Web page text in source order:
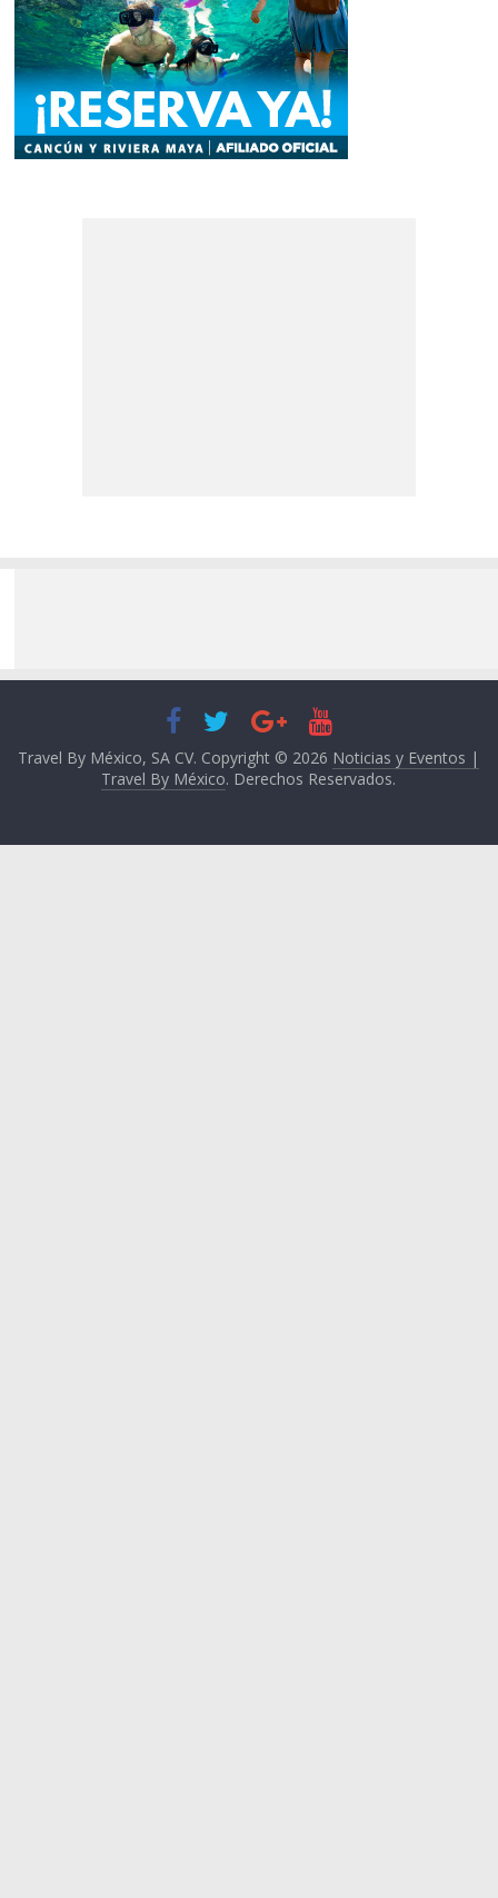
Travel By México, SA CV. Copyright © 2026 Noticias y Eventos |
Travel By México. Derechos Reservados.